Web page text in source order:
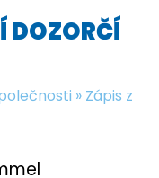
DOZORČÍ
» Zápis z